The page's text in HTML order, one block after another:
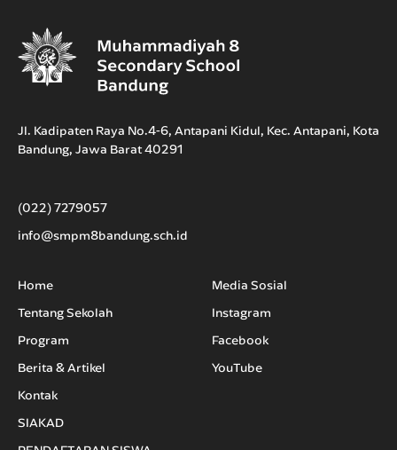
Jl. Kadipaten Raya No.4-6, Antapani Kidul, Kec. Antapani, Kota
Bandung, Jawa Barat 40291
(022) 7279057
info@smpm8bandung.sch.id
Home
Tentang Sekolah
Program
Berita & Artikel
Kontak
SIAKAD
Media Sosial
Instagram
Facebook
YouTube